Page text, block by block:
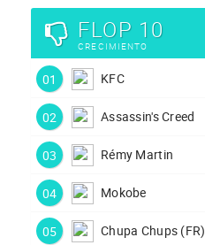
FLOP 10
CRECIMIENTO
01 KFC
02 Assassin's Creed
03 Rémy Martin
04 Mokobe
05 Chupa Chups (FR)